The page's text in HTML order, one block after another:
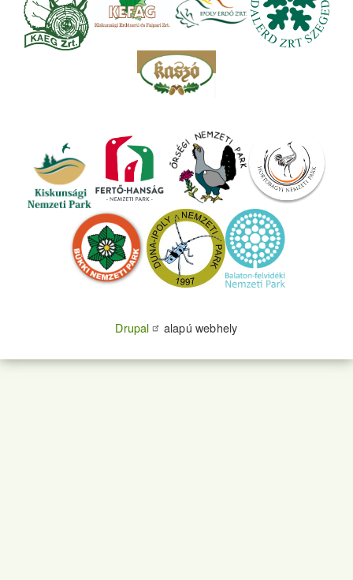
Drupal alapú webhely